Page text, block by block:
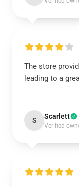
The store
leading to a
S Scarlett
Verified